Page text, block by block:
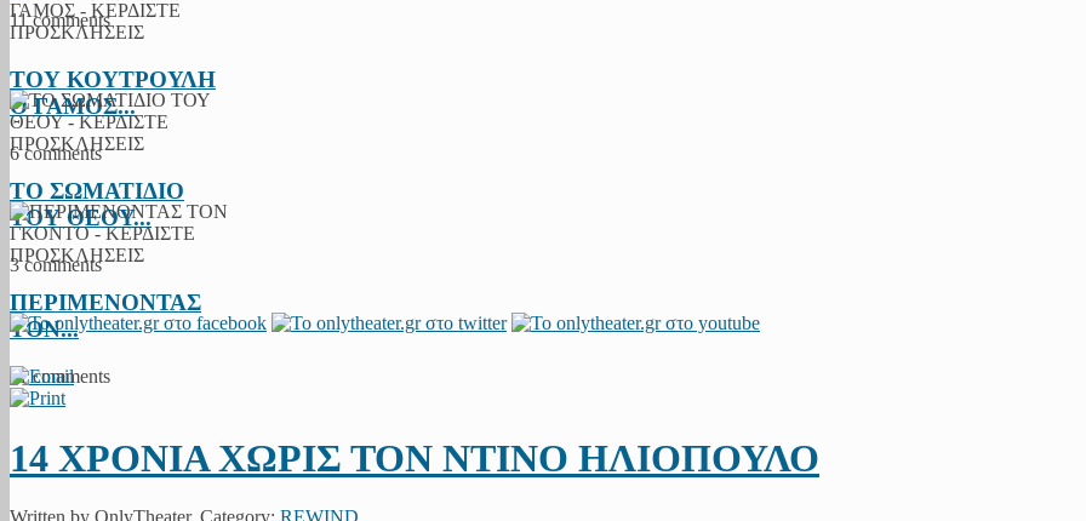
11 comments
ΤΟΥ ΚΟΥΤΡΟΥΛΗ
Ο ΓΑΜΟΣ...
6 comments
ΤΟ ΣΩΜΑΤΙΔΙΟ
ΤΟΥ ΘΕΟΥ...
3 comments
ΠΕΡΙΜΕΝΟΝΤΑΣ
ΤΟΝ...
11 comments
14 ΧΡΟΝΙΑ ΧΩΡΙΣ ΤΟΝ ΝΤΙΝΟ ΗΛΙΟΠΟΥΛΟ